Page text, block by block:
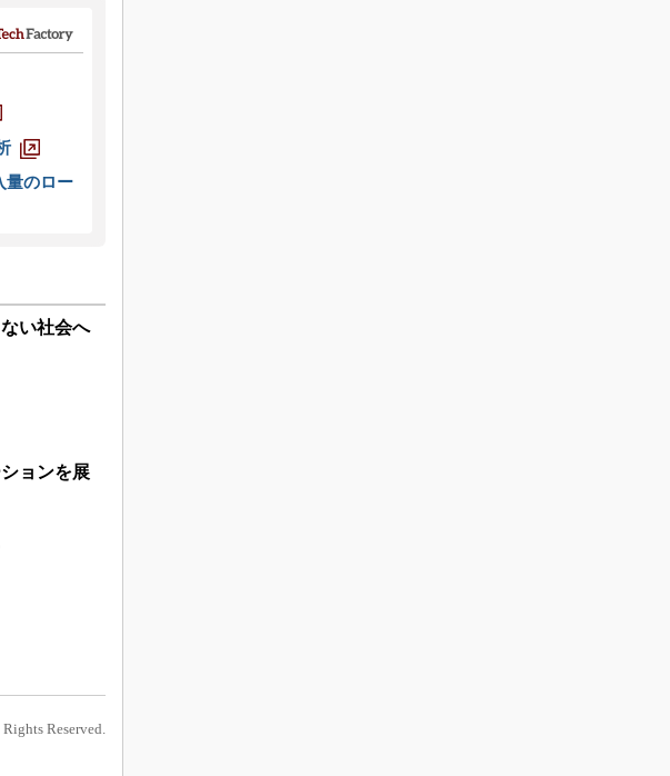
量のロー
い社会へ
ョンを展
Reserved.